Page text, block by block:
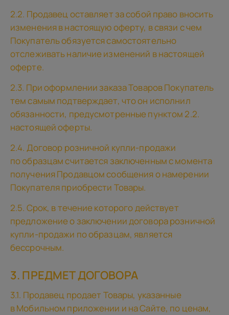
2.2. Продавец оставляет за собой право вносить
изменения в настоящую оферту, в связи с чем
Покупатель обязуется самостоятельно
отслеживать наличие изменений в настоящей
оферте.
2.3. При оформлении заказа Товаров Покупатель
тем самым подтверждает, что он исполнил
обязанности, предусмотренные пунктом 2.2.
настоящей оферты.
2.4. Договор розничной купли-продажи
по образцам считается заключенным с момента
получения Продавцом сообщения о намерении
Покупателя приобрести Товары.
2.5. Срок, в течение которого действует
предложение о заключении договора розничной
купли-продажи по образцам, является
бессрочным.
3. ПРЕДМЕТ ДОГОВОРА
3.1. Продавец продает Товары, указанные
в Мобильном приложении и на Сайте, по ценам,